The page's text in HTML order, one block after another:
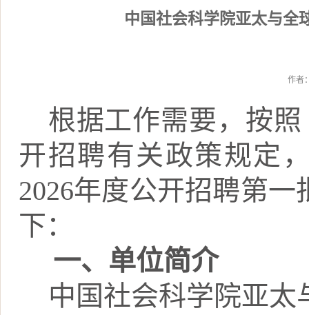
中国社会科学院亚太与全
作者
根据工作需要，按
开招聘有关政策规定
2026年度公开招聘第一
下：
一、 单位简介
中国社会科学院亚